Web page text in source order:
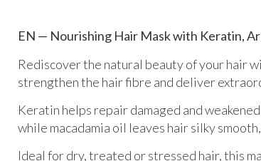
EN — Nourishing Hair Mask with Keratin,
Rediscover the natural beauty of your hair
strengthen the hair fibre and deliver
Keratin helps repair damaged and
while macadamia oil leaves hair silky
Ideal for dry, treated or stressed hair, this